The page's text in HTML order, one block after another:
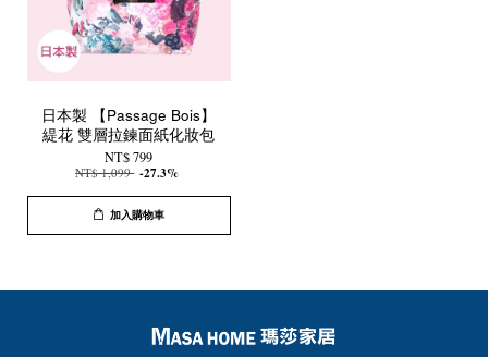
日本製 【Passage Bois】
緹花 雙層拉鍊面紙化妝包
NT$ 799
NT$ 1,099 -27.3%
加入購物車